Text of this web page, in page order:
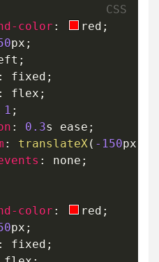
color : red ;
px ;
;
: fixed ;
: flex ;
1 ;
: 0.3s ease ;
: translateX ( -150px
: none ;
color : red ;
px ;
: fixed ;